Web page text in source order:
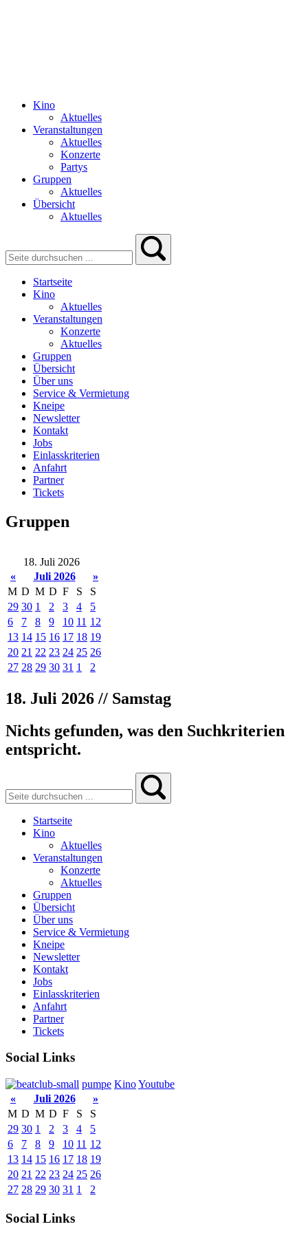
Kino
Aktuelles
Veranstaltungen
Aktuelles
Konzerte
Partys
Gruppen
Aktuelles
Übersicht
Aktuelles
Startseite
Kino
Aktuelles
Veranstaltungen
Konzerte
Aktuelles
Gruppen
Übersicht
Über uns
Service & Vermietung
Kneipe
Newsletter
Kontakt
Jobs
Einlasskriterien
Anfahrt
Partner
Tickets
Gruppen
18. Juli 2026
«
Juli 2026
»
M D M D F S
S
29 30 1 2 3 4
5
6
7 8 9 10 11 12
13 14 15 16 17 18 19
20 21 22 23 24 25 26
27 28 29 30 31 1 2
18. Juli 2026 // Samstag
Nichts gefunden, was den Suchkriterien
entspricht.
Startseite
Kino
Aktuelles
Veranstaltungen
Konzerte
Aktuelles
Gruppen
Übersicht
Über uns
Service & Vermietung
Kneipe
Newsletter
Kontakt
Jobs
Einlasskriterien
Anfahrt
Partner
Tickets
Social Links
pumpe KinoYoutube
«
Juli 2026
»
M D M D F S
S
29 30 1 2 3 4
5
6
7 8 9 10 11 12
13 14 15 16 17 18 19
20 21 22 23 24 25 26
27 28 29 30 31 1 2
Social Links